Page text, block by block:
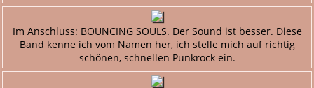
Im Anschluss: BOUNCING SOULS. Der Sound ist besser. Diese
Band kenne ich vom Namen her, ich stelle mich auf richtig
schönen, schnellen Punkrock ein.